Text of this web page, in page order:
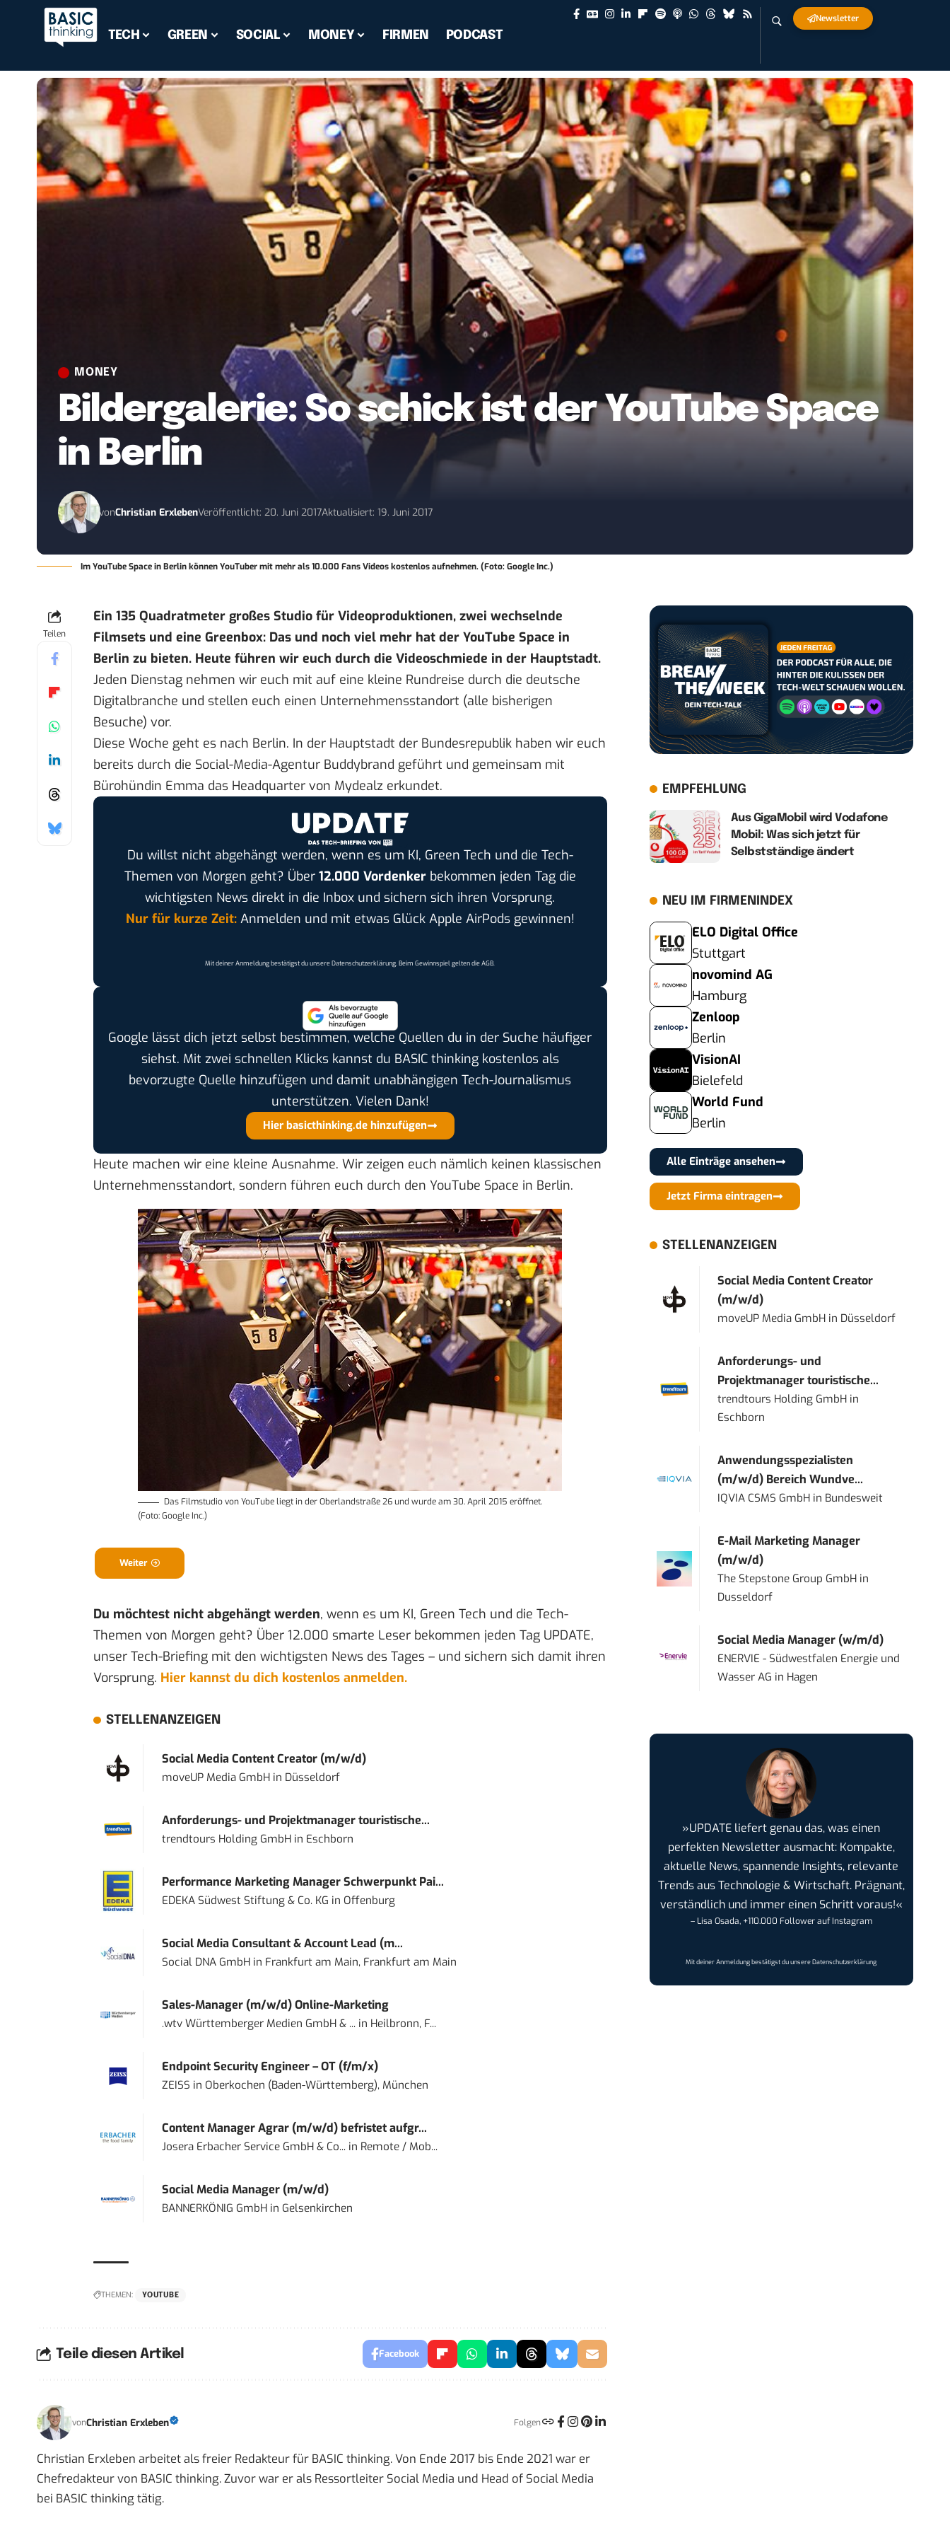
TECH GREEN SOCIAL MONEY FIRMEN PODCAST
Newsletter
MONEY
Bildergalerie: So schick ist der YouTube Space
in Berlin
vonChristian ErxlebenVeröffentlicht: 20. Juni 2017Aktualisiert: 19. Juni 2017
Im YouTube Space in Berlin können YouTuber mit mehr als 10.000 Fans Videos kostenlos aufnehmen. (Foto: Google Inc.)
Teilen
Ein 135 Quadratmeter großes Studio für Videoproduktionen, zwei wechselnde
Filmsets und eine Greenbox: Das und noch viel mehr hat der YouTube Space in
Berlin zu bieten. Heute führen wir euch durch die Videoschmiede in der Hauptstadt.
Jeden Dienstag nehmen wir euch mit auf eine kleine Rundreise durch die deutsche
Digitalbranche und stellen euch einen Unternehmensstandort (alle bisherigen
Besuche) vor.
Diese Woche geht es nach Berlin. In der Hauptstadt der Bundesrepublik haben wir euch
bereits durch die Social-Media-Agentur Buddybrand geführt und gemeinsam mit
Bürohündin Emma das Headquarter von Mydealz erkundet.
Du willst nicht abgehängt werden, wenn es um KI, Green Tech und die Tech-
Themen von Morgen geht? Über 12.000 Vordenkerbekommen jeden Tag die
wichtigsten News direkt in die Inbox und sichern sich ihren Vorsprung.
Nur für kurze Zeit:Anmelden und mit etwas Glück Apple AirPods gewinnen!
Mit deiner Anmeldung bestätigst du unsereDatenschutzerklärung. Beim Gewinnspiel gelten dieAGB.
Google lässt dich jetzt selbst bestimmen, welche Quellen du in der Suche häufiger
siehst. Mit zwei schnellen Klicks kannst du BASIC thinking kostenlos als
bevorzugte Quelle hinzufügen und damit unabhängigen Tech-Journalismus
unterstützen. Vielen Dank!
Hier basicthinking.de hinzufügen
Heute machen wir eine kleine Ausnahme. Wir zeigen euch nämlich keinen klassischen
Unternehmensstandort, sondern führen euch durch den YouTube Space in Berlin.
Das Filmstudio von YouTube liegt in der Oberlandstraße 26 und wurde am 30. April 2015 eröffnet.
(Foto: Google Inc.)
Weiter
Du möchtest nicht abgehängt werden, wenn es um KI, Green Tech und die Tech-
Themen von Morgen geht? Über 12.000 smarte Leser bekommen jeden Tag UPDATE,
unser Tech-Briefing mit den wichtigsten News des Tages – und sichern sich damit ihren
Vorsprung. Hier kannst du dich kostenlos anmelden.
STELLENANZEIGEN
Social Media Content Creator (m/w/d)
moveUP Media GmbHin Düsseldorf
Anforderungs- und Projektmanager touristische...
trendtours Holding GmbHin Eschborn
Performance Marketing Manager Schwerpunkt Pai...
EDEKA Südwest Stiftung & Co. KG in Offenburg
Social Media Consultant & Account Lead (m...
Social DNA GmbHin Frankfurt am Main, Frankfurt am Main
Sales-Manager (m/w/d) Online-Marketing
.wtv Württemberger Medien GmbH & ...in Heilbronn, F...
Endpoint Security Engineer – OT (f/m/x)
ZEISS in Oberkochen (Baden-Württemberg), München
Content Manager Agrar (m/w/d) befristet aufgr...
Josera Erbacher Service GmbH & Co...in Remote / Mob...
Social Media Manager (m/w/d)
BANNERKÖNIG GmbHin Gelsenkirchen
THEMEN: YOUTUBE
Teile diesen Artikel Facebook
vonChristian Erxleben Folgen
Christian Erxleben arbeitet als freier Redakteur für BASIC thinking. Von Ende 2017 bis Ende 2021 war er
Chefredakteur von BASIC thinking. Zuvor war er als Ressortleiter Social Media und Head of Social Media
bei BASIC thinking tätig.
EMPFEHLUNG
Aus GigaMobil wird Vodafone
Mobil: Was sich jetzt für
Selbstständige ändert
NEU IM FIRMENINDEX
ELO Digital Office
Stuttgart
novomind AG
Hamburg
Zenloop
Berlin
VisionAI
Bielefeld
World Fund
Berlin
Alle Einträge ansehen
Jetzt Firma eintragen
STELLENANZEIGEN
Social Media Content Creator
(m/w/d)
moveUP Media GmbH in Düsseldorf
Anforderungs- und
Projektmanager touristische...
trendtours Holding GmbH in
Eschborn
Anwendungsspezialisten
(m/w/d) Bereich Wundve...
IQVIA CSMS GmbH in Bundesweit
E-Mail Marketing Manager
(m/w/d)
The Stepstone Group GmbH in
Dusseldorf
Social Media Manager (w/m/d)
ENERVIE - Südwestfalen Energie und
Wasser AG in Hagen
»UPDATE liefert genau das, was einen
perfekten Newsletter ausmacht: Kompakte,
aktuelle News, spannende Insights, relevante
Trends aus Technologie & Wirtschaft. Prägnant,
verständlich und immer einen Schritt voraus!«
– Lisa Osada, +110.000 Follower auf Instagram
Mit deiner Anmeldung bestätigst du unsereDatenschutzerklärung